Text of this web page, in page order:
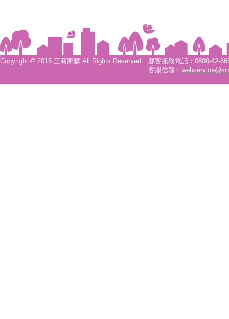
Copyright © 2015 三商家購 All Rights Reserved.
顧客服務電話：0800-42-
客服信箱：